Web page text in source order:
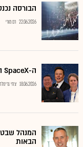
הבורסה
22.06.2026 רם מורי
ה-SpaceX הבאה? שתי מניות חלל עם אפסייד של עד 61%
18.06.2026 צחי גרינולד
המנהל
הבאות